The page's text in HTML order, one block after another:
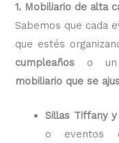
1. Mobiliario de alta
Sabemos que cada
que estés
cumpleaños o
mobiliario que se
Sillas Tiffany y
o eventos